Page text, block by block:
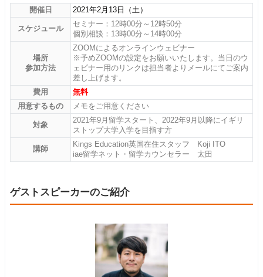
開催日 2021年2月13日（土）
スケジュール
セミナー：12時00分～12時50分
個別相談：13時00分～14時00分
場所
参加方法
ZOOMによるオンラインウェビナー
※予めZOOMの設定をお願いいたします。当日のウ
ェビナー用のリンクは担当者よりメールにてご案内
差し上げます。
費用
無料
用意するもの
メモをご用意ください
対象
2021年9月留学スタート、2022年9月以降にイギリ
ストップ大学入学を目指す方
講師
Kings Education英国在住スタッフ Koji ITO
iae留学ネット・留学カウンセラー 太田
ゲストスピーカーのご紹介